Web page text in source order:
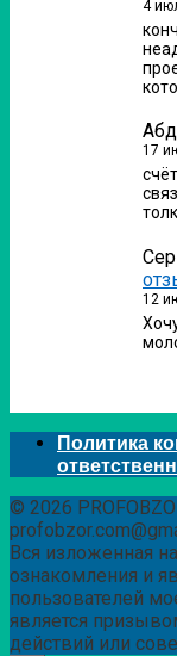
4
17
12
Политика
© 2026
Вся изложенная
ознакомления и
пользователей
является
действий или